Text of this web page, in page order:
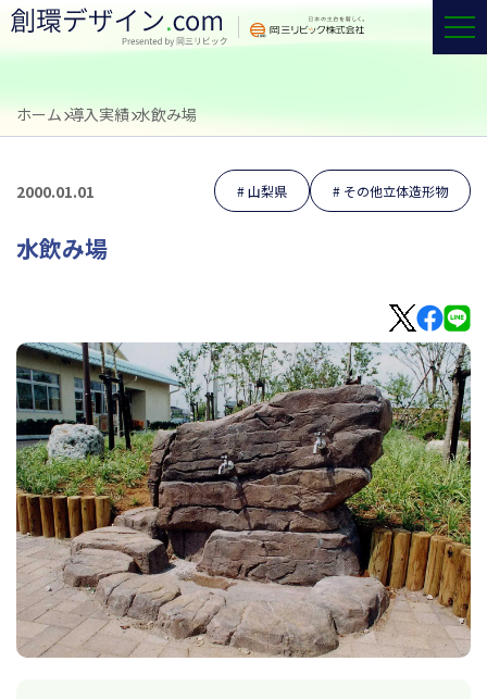
ホーム 導入実績 水飲み場
2000.01.01 山梨県 その他立体造形物
水飲み場